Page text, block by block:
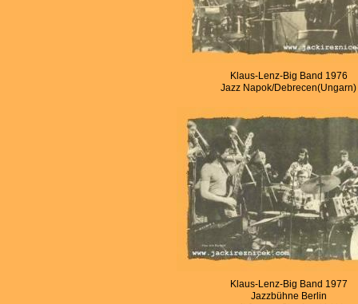
Klaus-Lenz-Big Band 1976
Jazz Napok/Debrecen(Ungarn)
Klaus-Lenz-Big Band 1977
Jazzbühne Berlin